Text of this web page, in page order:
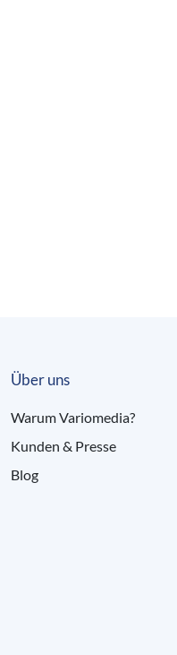
Über uns
Warum Variomedia?
Kunden & Presse
Blog